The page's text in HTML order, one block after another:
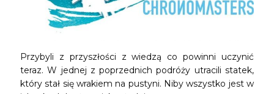
Przybyli z przyszłości z wiedzą co powinni uczynić
teraz. W jednej z poprzednich podróży utracili statek,
który stał się wrakiem na pustyni. Niby wszystko jest w